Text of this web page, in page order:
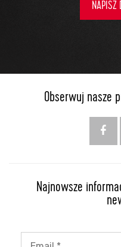
NAPISZ
Obserwuj nasze
Najnowsze